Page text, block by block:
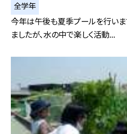
全学年
今年は午後も夏季プールを行いま
ましたが、水の中で楽しく活動...